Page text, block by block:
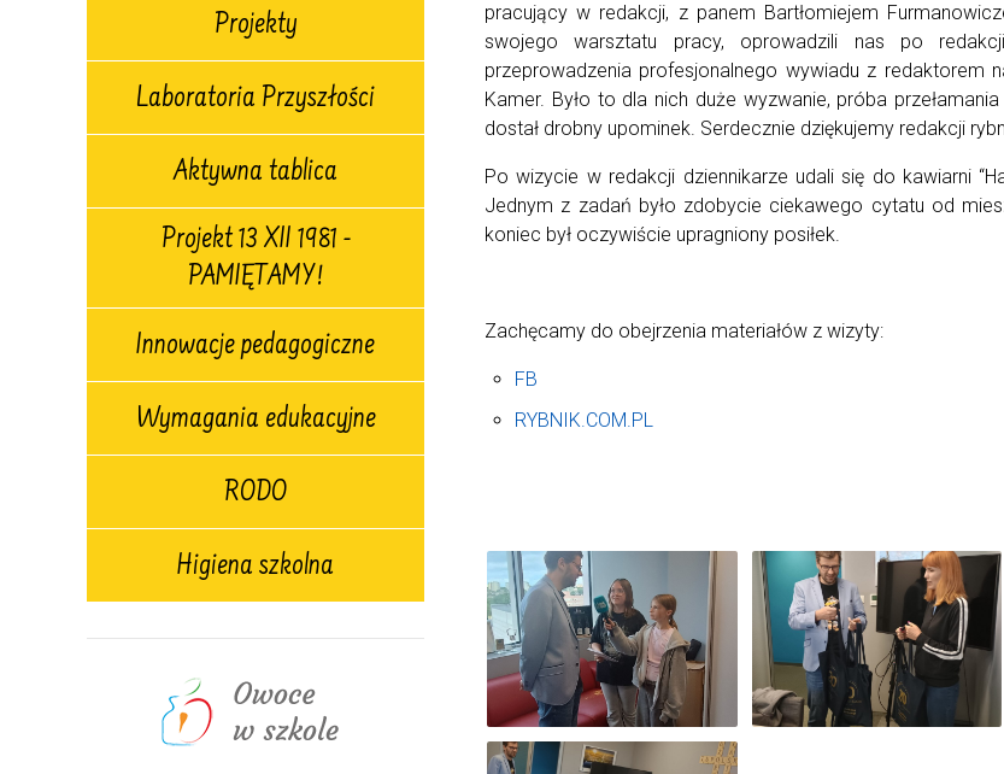
Projekty
Laboratoria Przyszłości
Aktywna tablica
Projekt 13 XII 1981 -
PAMIĘTAMY!
Innowacje pedagogiczne
Wymagania edukacyjne
RODO
Higiena szkolna
pracujący w redakcji, z panem Bartłomiejem
swojego warsztatu pracy, oprowadzili nas po
przeprowadzenia profesjonalnego wywiadu z redaktorem
Kamer. Było to dla nich duże wyzwanie, próba
dostał drobny upominek. Serdecznie dziękujemy redakcji
Po wizycie w redakcji dziennikarze udali się do kawiarni
Jednym z zadań było zdobycie ciekawego cytatu od
koniec był oczywiście upragniony posiłek.
Zachęcamy do obejrzenia materiałów z wizyty:
FB
RYBNIK.COM.PL